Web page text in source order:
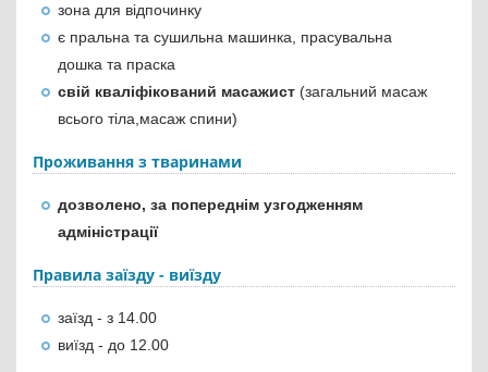
зона для відпочинку
є пральна та сушильна машинка, прасувальна
дошка та праска
свій кваліфікований масажист (загальний масаж
всього тіла,масаж спини)
Проживання з тваринами
дозволено, за попереднім узгодженням
адміністрації
Правила заїзду - виїзду
заїзд - з 14.00
виїзд - до 12.00